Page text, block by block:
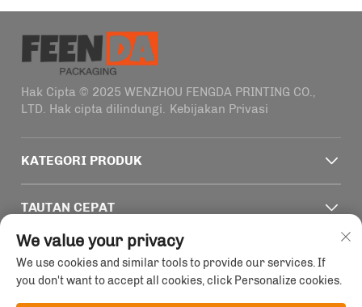
Hak Cipta © 2025 WENZHOU FENGDA PRINTING CO.,
LTD. Hak cipta dilindungi. Kebijakan Privasi
KATEGORI PRODUK
TAUTAN CEPAT
INFO KONTAK
Office add : Gedung 4, No. 1915-2011 Jalan Haifeng,
We value your privacy
We use cookies and similar tools to provide our services. If
you don't want to accept all cookies, click Personalize cookies.